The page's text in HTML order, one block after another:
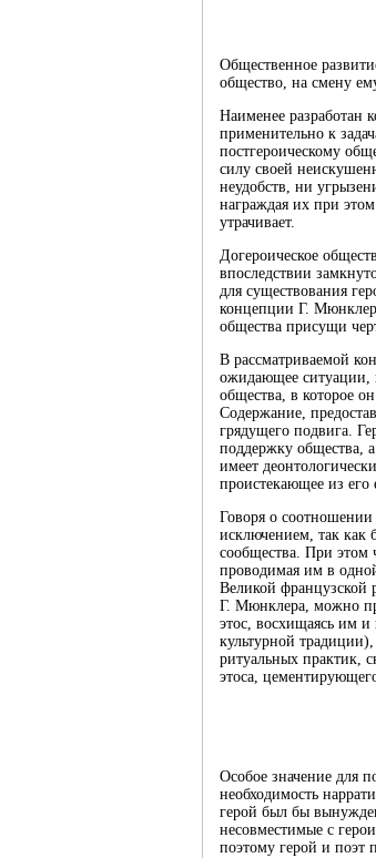
Общественное
общество, на смену
Наименее разработан
применительно к
постгероическому
силу своей
неудобств, ни
награждая их при этом
утрачивает.
Догероическое
впоследствии
для существования
концепции Г.
общества присущи
В рассматриваемой
ожидающее ситуации,
общества, в которое
Содержание,
грядущего подвига.
поддержку общества,
имеет
проистекающее из его
Говоря о соотношении
исключением, так как
сообщества. При этом
проводимая им в
Великой французской
Г. Мюнклера, можно
этос, восхищаясь им и
культурной
ритуальных практик,
этоса,
Особое значение для
необходимость
герой был бы
несовместимые с
поэтому герой и поэт